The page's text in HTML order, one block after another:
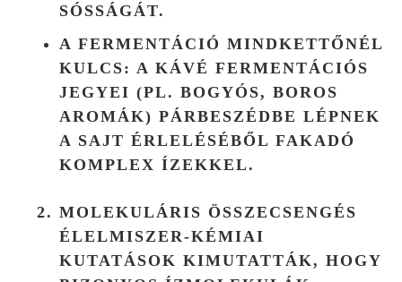
SÓSSÁGÁT.
A FERMENTÁCIÓ MINDKETTŐNÉL
KULCS: A KÁVÉ FERMENTÁCIÓS
JEGYEI (PL. BOGYÓS, BOROS
AROMÁK) PÁRBESZÉDBE LÉPNEK
A SAJT ÉRLELÉSÉBŐL FAKADÓ
KOMPLEX ÍZEKKEL.
MOLEKULÁRIS ÖSSZECSENGÉS
ÉLELMISZER-KÉMIAI
KUTATÁSOK KIMUTATTÁK, HOGY